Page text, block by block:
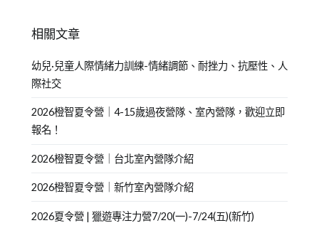
相關文章
幼兒·兒童人際情緒力訓練-情緒調節、耐挫力、抗壓性、人
際社交
2026橙智夏令營｜4-15歲過夜營隊、室內營隊，歡迎立即
報名！
2026橙智夏令營｜台北室內營隊介紹
2026橙智夏令營｜新竹室內營隊介紹
2026夏令營 | 獵遊專注力營7/20(一)-7/24(五)(新竹)